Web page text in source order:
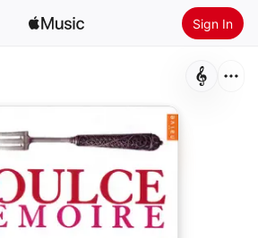
Sign In
Install Apple Music